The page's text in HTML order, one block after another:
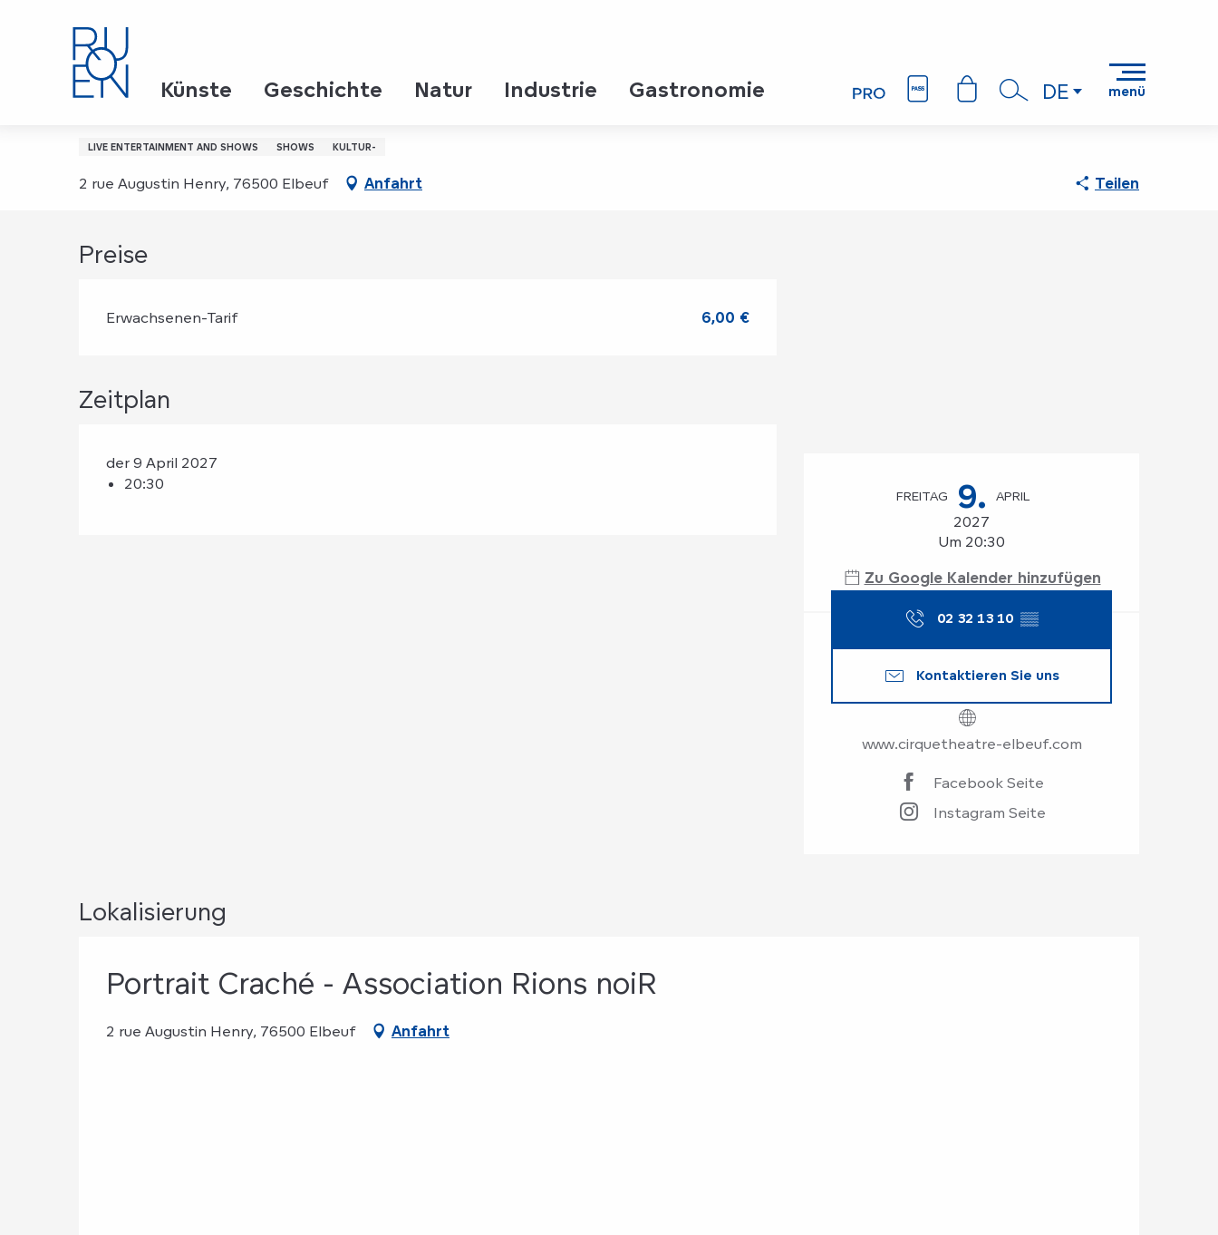
DE menü
Künste Geschichte Natur Industrie Gastronomie
Freitag 9. april 2027 um 20:30
LIVE ENTERTAINMENT AND SHOWS SHOWS KULTUR-
2 rue Augustin Henry, 76500 Elbeuf Anfahrt Teilen
Öffnungszeiten &
FREITAG 9. APRIL
2027
Um 20:30
Zu Google Kalender hinzufügen
02 32 13 10 ▒▒
Kontaktieren Sie uns
www.cirquetheatre-elbeuf.com
Facebook Seite
Instagram Seite
Preise
Erwachsenen-Tarif 6,00 €
Zeitplan
der 9 April 2027
20:30
Lokalisierung
Portrait Craché - Association Rions noiR
2 rue Augustin Henry, 76500 Elbeuf Anfahrt